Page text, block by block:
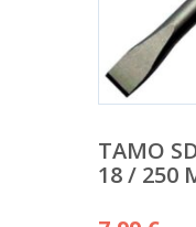
TAMO
18 / 250